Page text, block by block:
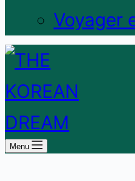
Voyager
Menu